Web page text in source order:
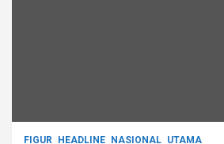
FIGUR HEADLINE NASIONAL UTAMA